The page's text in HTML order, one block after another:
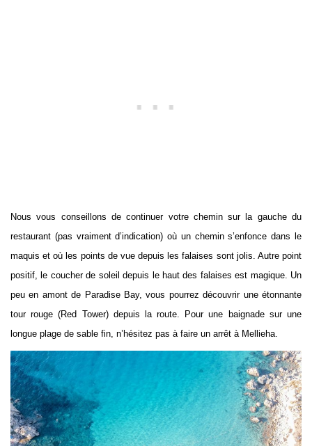
Nous vous conseillons de continuer votre chemin sur la gauche du
restaurant (pas vraiment d’indication) où un chemin s’enfonce dans le
maquis et où les points de vue depuis les falaises sont jolis. Autre point
positif, le coucher de soleil depuis le haut des falaises est magique. Un
peu en amont de Paradise Bay, vous pourrez découvrir une étonnante
tour rouge (Red Tower) depuis la route. Pour une baignade sur une
longue plage de sable fin, n’hésitez pas à faire un arrêt à Mellieha.